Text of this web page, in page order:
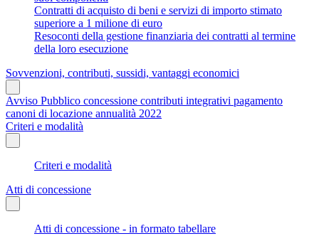
Contratti di acquisto di beni e servizi di importo stimato
superiore a 1 milione di euro
Resoconti della gestione finanziaria dei contratti al termine
della loro esecuzione
Sovvenzioni, contributi, sussidi, vantaggi economici
Avviso Pubblico concessione contributi integrativi pagamento
canoni di locazione annualità 2022
Criteri e modalità
Criteri e modalità
Atti di concessione
Atti di concessione - in formato tabellare